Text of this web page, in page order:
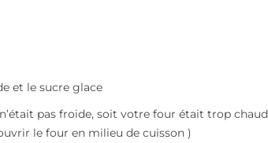
et le sucre glace
pas froide, soit votre four était trop chaud
le four en milieu de cuisson )